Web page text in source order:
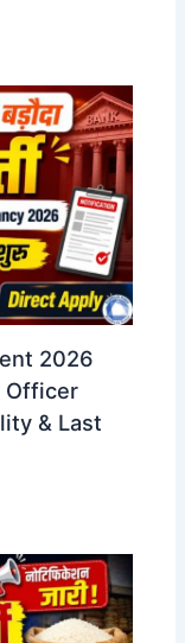
2026
Officer
& Last